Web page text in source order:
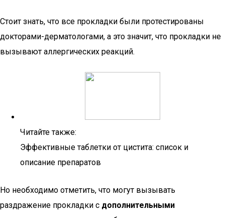
Стоит знать, что все прокладки были протестированы
докторами-дерматологами, а это значит, что прокладки не
вызывают аллергических реакций.
Читайте также:
Эффективные таблетки от цистита: список и
описание препаратов
Но необходимо отметить, что могут вызывать
раздражение прокладки с дополнительными